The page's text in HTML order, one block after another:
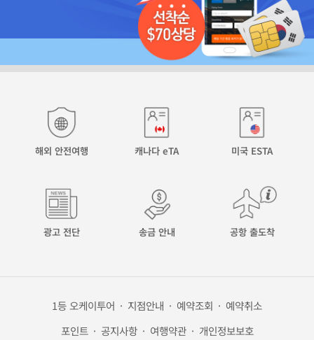
해외 안전여행 캐나다 eTA 미국 ESTA
광고 전단 송금 안내 공항 출도착
1등 오케이투어 · 지점안내 · 예약조회 · 예약취소
포인트 · 공지사항 · 여행약관 · 개인정보보호